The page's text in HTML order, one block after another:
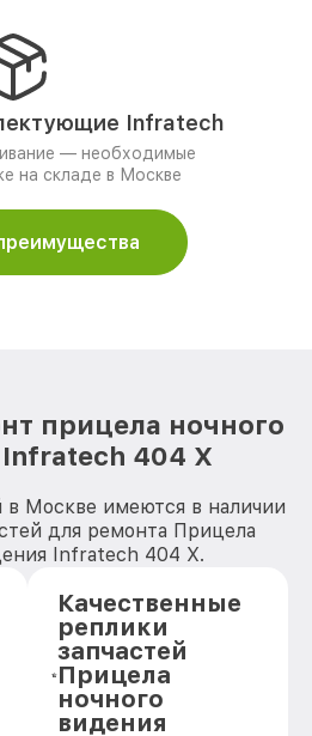
Infratech
— необходимые
на складе в Москве
прицела ночного
404 Х
Москве имеются в наличии
для ремонта Прицела
Infratech 404 Х.
Качественные
реплики
запчастей
Прицела
ночного
видения